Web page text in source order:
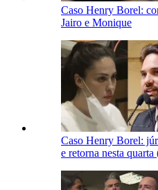
Caso Henry Borel:
Jairo e Monique
Caso Henry Borel:
e retorna nesta quarta